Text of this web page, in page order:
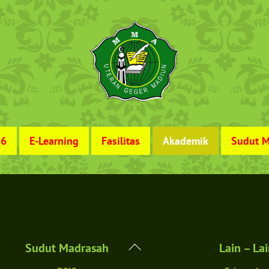
E-Learning Fasilitas Akademik Sudut
Back
Sudut Madrasah Lain –